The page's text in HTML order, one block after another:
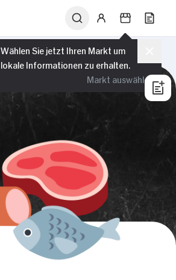
Wählen Sie jetzt Ihren Markt um
lokale Informationen zu erhalten.
Markt auswählen